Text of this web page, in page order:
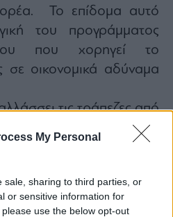
My Personal
sale, sharing to third parties, or
or sensitive information for
use the below opt-out
Το επίδομα αυτό
του προγράμματος
που χορηγεί το
σε οικονομικά αδύναμα
τις τράπεζες από
που περνάνε σε
Μέχρι
στο σφυρί. Με τον
Ευκαιρίας θα